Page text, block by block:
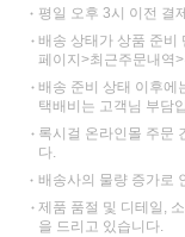
평일 오후 3시 이전 결
배송 상태가 상품 준비
페이지>최근주문내역
배송 준비 상태 이후에
택배비는 고객님 부담
록시걸 온라인몰 주문
다.
배송사의 물량 증가로
제품 품절 및 디테일,
을 드리고 있습니다.